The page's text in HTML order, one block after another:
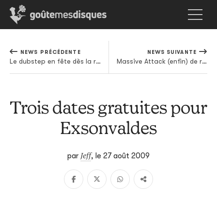
NEWS PRÉCÉDENTE
Le dubstep en fête dès la rentrée
NEWS SUIVANTE
Massive Attack (enfin) de retour
Trois dates gratuites pour
Exsonvaldes
par Jeff, le 27 août 2009